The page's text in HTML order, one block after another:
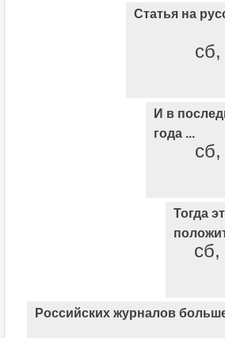
Статья на
И в
года ...
Тогда
Российских журналов